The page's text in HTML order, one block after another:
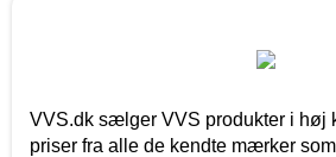
VVS.dk sælger VVS produkter i høj
priser fra alle de kendte mærker